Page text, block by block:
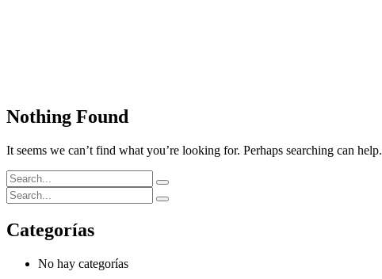
Nothing Found
It seems we can’t find what you’re looking for. Perhaps searching can help.
Categorías
No hay categorías